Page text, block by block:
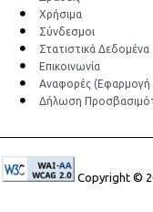
Χρήσιμα
Σύνδεσμοι
Στατιστικά Δεδομένα
Επικοινωνία
Αναφορές
Δήλωση
Copyright ©